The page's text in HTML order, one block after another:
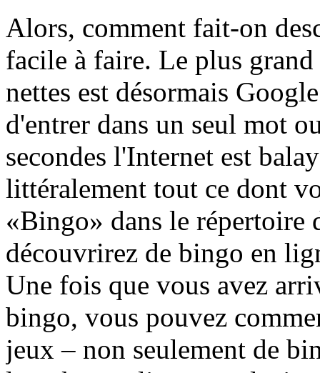
Alors, comment fait-on
facile à faire. Le plus
nettes est désormais
d'entrer dans un seul mot
secondes l'Internet est
littéralement tout ce dont
«Bingo» dans le répertoire
découvrirez de bingo en
Une fois que vous avez
bingo, vous pouvez
jeux – non seulement de